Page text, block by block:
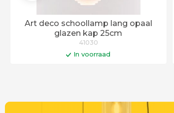
Art deco schoollamp lang opaal
glazen kap 25cm
41030
In voorraad